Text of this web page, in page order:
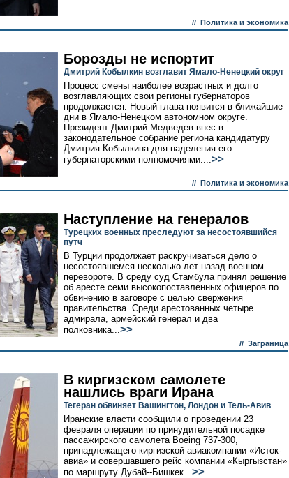
// Политика и экономика
Борозды не испортит
Дмитрий Кобылкин возглавит Ямало-Ненецкий округ
Процесс смены наиболее возрастных и долго
возглавляющих свои регионы губернаторов
продолжается. Новый глава появится в ближайшие
дни в Ямало-Ненецком автономном округе.
Президент Дмитрий Медведев внес в
законодательное собрание региона кандидатуру
Дмитрия Кобылкина для наделения его
губернаторскими полномочиями....>>
// Политика и экономика
Наступление на генералов
Турецких военных преследуют за несостоявшийся
путч
В Турции продолжает раскручиваться дело о
несостоявшемся несколько лет назад военном
перевороте. В среду суд Стамбула принял решение
об аресте семи высокопоставленных офицеров по
обвинению в заговоре с целью свержения
правительства. Среди арестованных четыре
адмирала, армейский генерал и два
полковника...>>
// Заграница
В киргизском самолете
нашлись враги Ирана
Тегеран обвиняет Вашингтон, Лондон и Тель-Авив
Иранские власти сообщили о проведении 23
февраля операции по принудительной посадке
пассажирского самолета Boeing 737-300,
принадлежащего киргизской авиакомпании «Исток-
авиа» и совершавшего рейс компании «Кыргызстан»
по маршруту Дубай--Бишкек...>>